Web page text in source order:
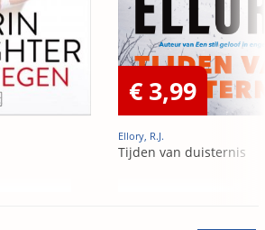
€ 3,99
Ellory, R.J.
Tijden van duisternis